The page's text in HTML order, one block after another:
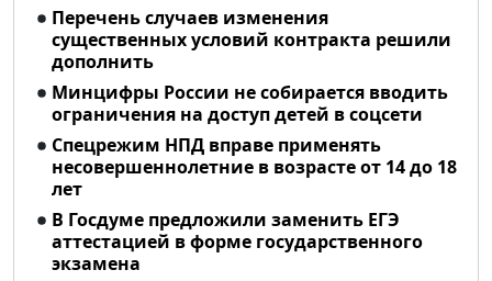
Перечень случаев изменения
существенных условий контракта решили
дополнить
Минцифры России не собирается вводить
ограничения на доступ детей в соцсети
Спецрежим НПД вправе применять
несовершеннолетние в возрасте от 14 до 18
лет
В Госдуме предложили заменить ЕГЭ
аттестацией в форме государственного
экзамена